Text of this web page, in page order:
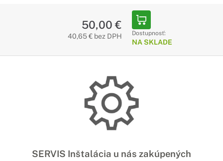
50,00 €
40,65 € bez DPH Dostupnosť:
NA SKLADE
SERVIS Inštalácia u nás zakúpených